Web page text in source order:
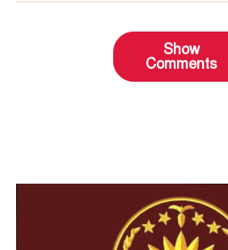
Show
Comments